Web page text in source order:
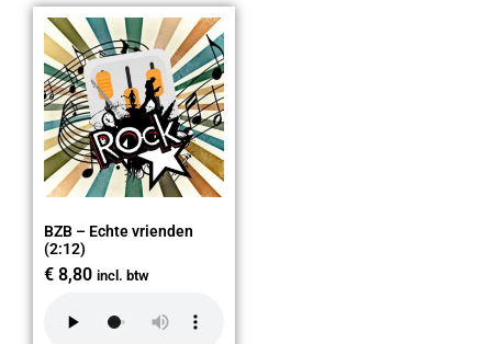
BZB – Echte vrienden
(2:12)
€ 8,80 incl. btw